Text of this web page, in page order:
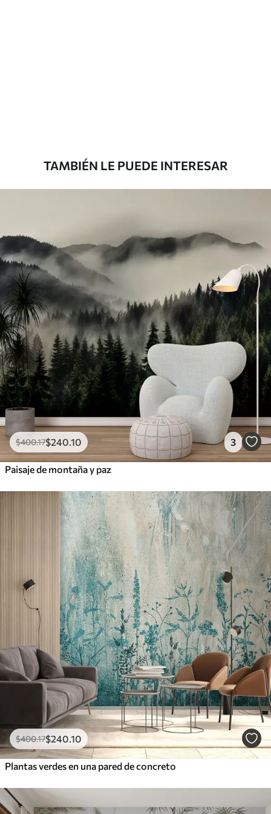
Vinilo Premium
1266.67$760.00/m²
1533.33 920.00/m²
TAMBIÉN LE PUEDE INTERESAR
$400.17$240 .10 3
Paisaje de montaña y paz
$400.17$240.10
Plantas verdes en una pared de concreto